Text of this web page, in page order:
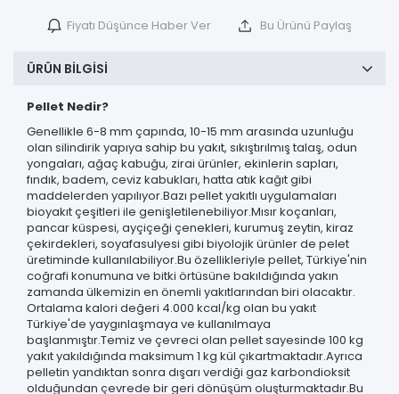
Fiyatı Düşünce Haber Ver Bu Ürünü Paylaş
ÜRÜN BILGISI
Pellet Nedir?
Genellikle 6-8 mm çapında, 10-15 mm arasında uzunluğu
olan silindirik yapıya sahip bu yakıt, sıkıştırılmış talaş, odun
yongaları, ağaç kabuğu, zirai ürünler, ekinlerin sapları,
fındık, badem, ceviz kabukları, hatta atık kağıt gibi
maddelerden yapılıyor.Bazı pellet yakıtlı uygulamaları
bioyakıt çeşitleri ile genişletilenebiliyor.Mısır koçanları,
pancar küspesi, ayçiçeği çenekleri, kurumuş zeytin, kiraz
çekirdekleri, soyafasulyesi gibi biyolojik ürünler de pelet
üretiminde kullanılabiliyor.Bu özellikleriyle pellet, Türkiye'nin
coğrafi konumuna ve bitki örtüsüne bakıldığında yakın
zamanda ülkemizin en önemli yakıtlarından biri olacaktır.
Ortalama kalori değeri 4.000 kcal/kg olan bu yakıt
Türkiye'de yaygınlaşmaya ve kullanılmaya
başlanmıştır.Temiz ve çevreci olan pellet sayesinde 100 kg
yakıt yakıldığında maksimum 1 kg kül çıkartmaktadır.Ayrıca
pelletin yandıktan sonra dışarı verdiği gaz karbondioksit
olduğundan çevrede bir geri dönüşüm oluşturmaktadır.Bu